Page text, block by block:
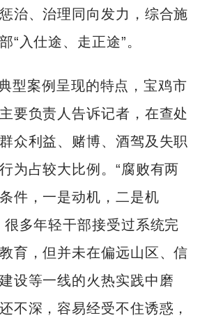
治、治理同向发力，综合施
“入仕途、走正途”。
型案例呈现的特点，宝鸡市
要负责人告诉记者，在查处
众利益、赌博、酒驾及失职
为占较大比例。“腐败有两
件，一是动机，二是机
很多年轻干部接受过系统完
育，但并未在偏远山区、信
设等一线的火热实践中磨
不深，容易经受不住诱惑，